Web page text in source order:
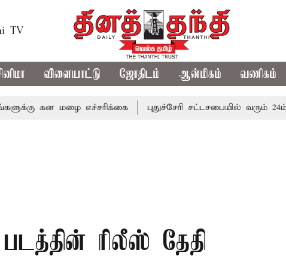
TV
விளையாட்டு ஜோதிடம் ஆன்மிகம் வணிகம்
கன மழை எச்சரிக்கை புதுச்சேரி சட்டசபையில் வரும் 24ம்
ரிலீஸ் தேதி